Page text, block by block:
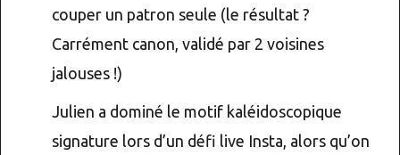
couper un patron seule (le résultat ?
Carrément canon, validé par 2 voisines
jalouses !)
Julien a dominé le motif kaléidoscopique
signature lors d’un défi live Insta, alors qu’on